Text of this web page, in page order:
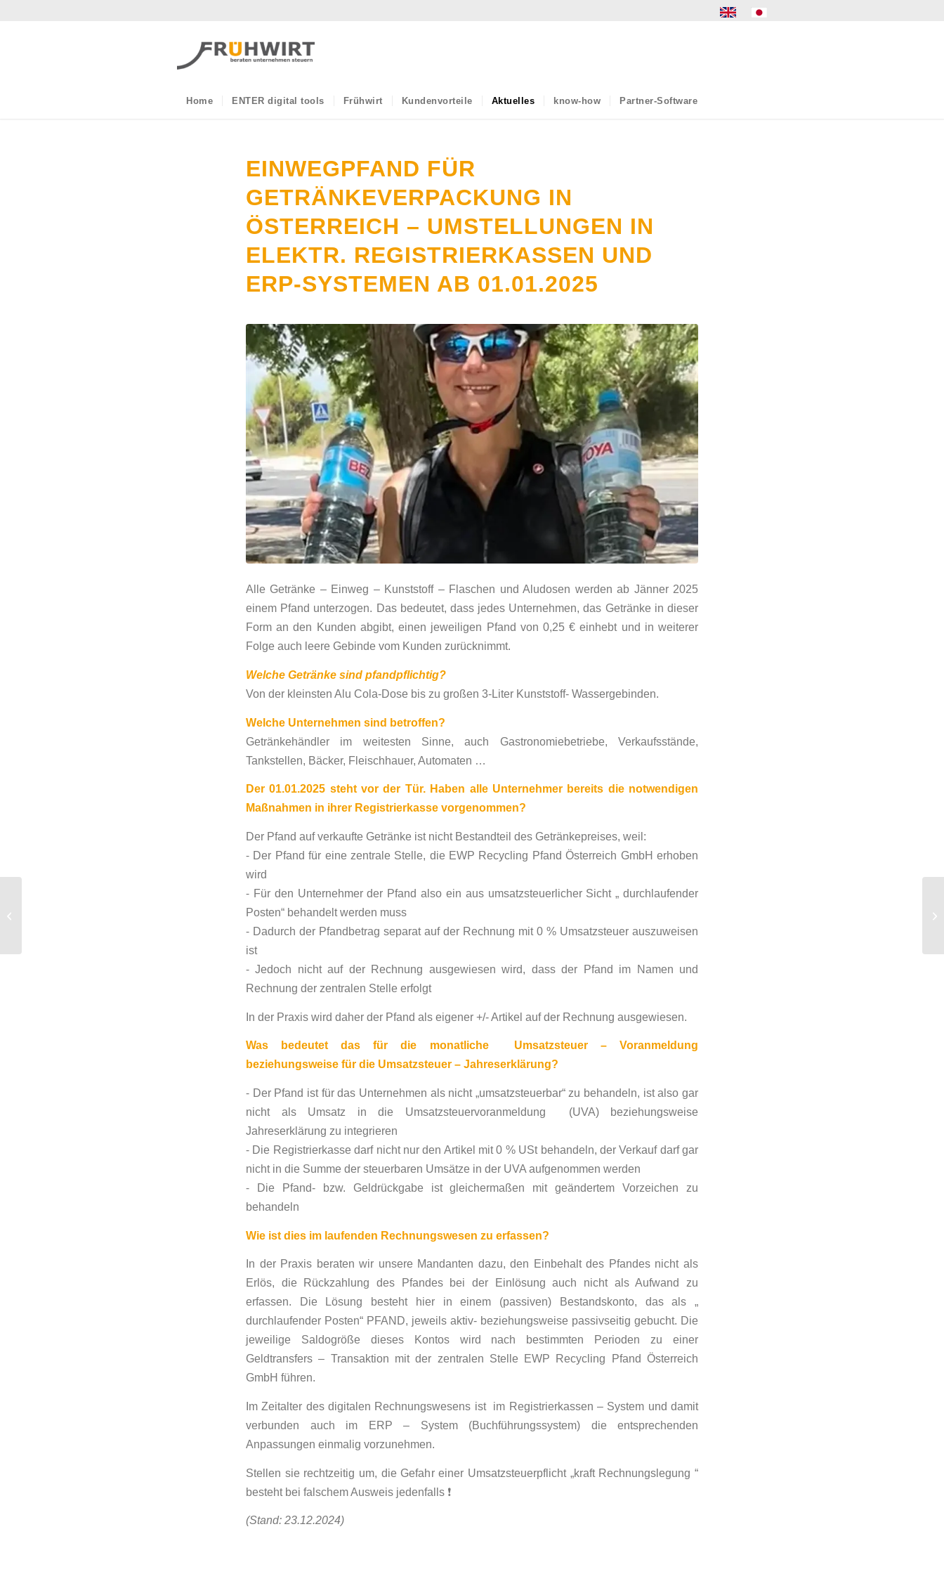
Home ENTER digital tools Frühwirt Kundenvorteile Aktuelles know-how Partner-Software
EINWEGPFAND FÜR
GETRÄNKEVERPACKUNG IN
ÖSTERREICH – UMSTELLUNGEN IN
ELEKTR. REGISTRIERKASSEN UND
ERP-SYSTEMEN AB 01.01.2025
Alle Getränke – Einweg – Kunststoff – Flaschen und Aludosen werden ab Jänner 2025
einem Pfand unterzogen. Das bedeutet, dass jedes Unternehmen, das Getränke in dieser
Form an den Kunden abgibt, einen jeweiligen Pfand von 0,25 € einhebt und in weiterer
Folge auch leere Gebinde vom Kunden zurücknimmt.
Welche Getränke sind pfandpflichtig?
Von der kleinsten Alu Cola-Dose bis zu großen 3-Liter Kunststoff- Wassergebinden.
Welche Unternehmen sind betroffen?
Getränkehändler im weitesten Sinne, auch Gastronomiebetriebe, Verkaufsstände,
Tankstellen, Bäcker, Fleischhauer, Automaten …
Der 01.01.2025 steht vor der Tür. Haben alle Unternehmer bereits die notwendigen
Maßnahmen in ihrer Registrierkasse vorgenommen?
Der Pfand auf verkaufte Getränke ist nicht Bestandteil des Getränkepreises, weil:
⁃ Der Pfand für eine zentrale Stelle, die EWP Recycling Pfand Österreich GmbH erhoben
wird
⁃ Für den Unternehmer der Pfand also ein aus umsatzsteuerlicher Sicht „ durchlaufender
Posten“ behandelt werden muss
⁃ Dadurch der Pfandbetrag separat auf der Rechnung mit 0 % Umsatzsteuer auszuweisen
ist
⁃ Jedoch nicht auf der Rechnung ausgewiesen wird, dass der Pfand im Namen und
Rechnung der zentralen Stelle erfolgt
In der Praxis wird daher der Pfand als eigener +/- Artikel auf der Rechnung ausgewiesen.
Was bedeutet das für die monatliche Umsatzsteuer – Voranmeldung
beziehungsweise für die Umsatzsteuer – Jahreserklärung?
⁃ Der Pfand ist für das Unternehmen als nicht „umsatzsteuerbar“ zu behandeln, ist also gar
nicht als Umsatz in die Umsatzsteuervoranmeldung (UVA) beziehungsweise
Jahreserklärung zu integrieren
⁃ Die Registrierkasse darf nicht nur den Artikel mit 0 % USt behandeln, der Verkauf darf gar
nicht in die Summe der steuerbaren Umsätze in der UVA aufgenommen werden
⁃ Die Pfand- bzw. Geldrückgabe ist gleichermaßen mit geändertem Vorzeichen zu
behandeln
Wie ist dies im laufenden Rechnungswesen zu erfassen?
In der Praxis beraten wir unsere Mandanten dazu, den Einbehalt des Pfandes nicht als
Erlös, die Rückzahlung des Pfandes bei der Einlösung auch nicht als Aufwand zu
erfassen. Die Lösung besteht hier in einem (passiven) Bestandskonto, das als „
durchlaufender Posten“ PFAND, jeweils aktiv- beziehungsweise passivseitig gebucht. Die
jeweilige Saldogröße dieses Kontos wird nach bestimmten Perioden zu einer
Geldtransfers – Transaktion mit der zentralen Stelle EWP Recycling Pfand Österreich
GmbH führen.
Im Zeitalter des digitalen Rechnungswesens ist im Registrierkassen – System und damit
verbunden auch im ERP – System (Buchführungssystem) die entsprechenden
Anpassungen einmalig vorzunehmen.
Stellen sie rechtzeitig um, die Gefahr einer Umsatzsteuerpflicht „kraft Rechnungslegung “
besteht bei falschem Ausweis jedenfalls ❗️
(Stand: 23.12.2024)